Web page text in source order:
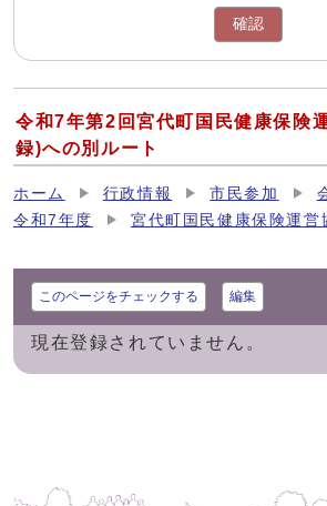
確認
令和7年第2回宮代町国民健康保険
録)への別ルート
ホーム 行政情報 市民参加
令和7年度
宮代町国民健康保険運営
このページをチェックする 編集
現在登録されていません。